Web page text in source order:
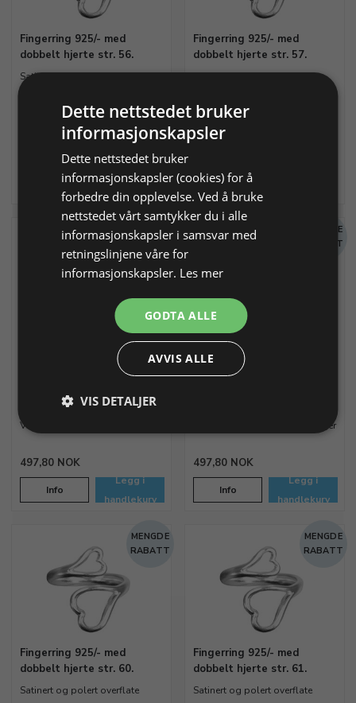
Fingerring 925/- med
dobbelt hjerte str. 56.
Satinert og polert overflade
Varenr. 316396 På lager
497,80 NOK
Info
Legg i
handlekurv
Fingerring 925/- med
dobbelt hjerte str. 57.
Satinert og polert overflate
Varenr. 316397
Info
MENGDE
RABATT
Fingerring 925/- med
dobbelt hjerte str. 58.
Varenr. 316398
497,80 NOK
Info
Legg i
handlekurv
MENGDE
RABATT
Fingerring 925/- med
dobbelt hjerte str. 59.
På lager
497,80 NOK
Info
Legg i
handlekurv
MENGDE
RABATT
Fingerring 925/- med
dobbelt hjerte str. 60.
Satinert og polert overflate
MENGDE
RABATT
Fingerring 925/- med
dobbelt hjerte str. 61.
Satinert og polert overflate
Dette nettstedet bruker
informasjonskapsler
Dette nettstedet bruker
informasjonskapsler (cookies) for å
forbedre din opplevelse. Ved å bruke
nettstedet vårt samtykker du i alle
informasjonskapsler i samsvar med
retningslinjene våre for
informasjonskapsler. Les mer
GODTA ALLE
AVVIS ALLE
VIS DETALJER